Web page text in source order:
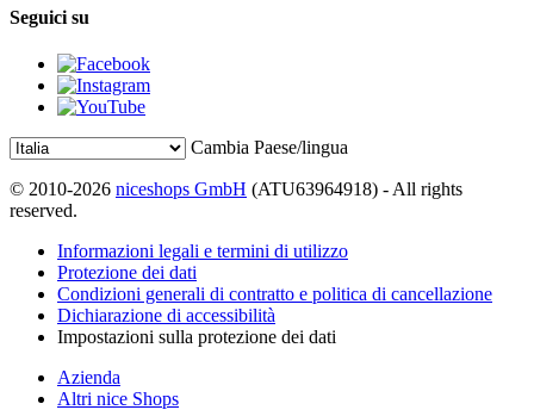
Seguici su
Cambia Paese/lingua
© 2010-2026 niceshops GmbH (ATU63964918) - All rights
reserved.
Informazioni legali e termini di utilizzo
Protezione dei dati
Condizioni generali di contratto e politica di cancellazione
Dichiarazione di accessibilità
Impostazioni sulla protezione dei dati
Azienda
Altri nice Shops